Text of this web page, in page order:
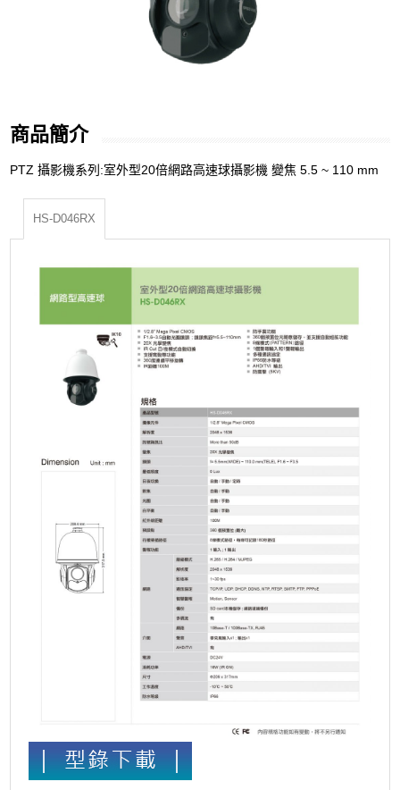
商品簡介
PTZ 攝影機系列:室外型20倍網路高速球攝影機 變焦 5.5 ~ 110 mm
HS-D046RX